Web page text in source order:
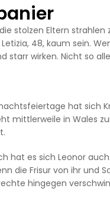
stolzen Eltern
48, kaum sein.
starr wirken. Nicht so
hat sich
mittlerweile in Wales
hat es sich Leonor
die Frisur von ihr und
hingegen